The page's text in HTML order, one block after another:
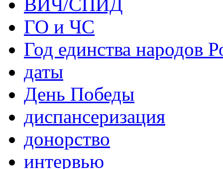
ГО и ЧС
Год единства народов
даты
День Победы
диспансеризация
донорство
интервью